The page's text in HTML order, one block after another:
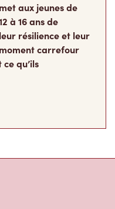
aux jeunes de
à 16 ans de
résilience et leur
carrefour
qu’ils